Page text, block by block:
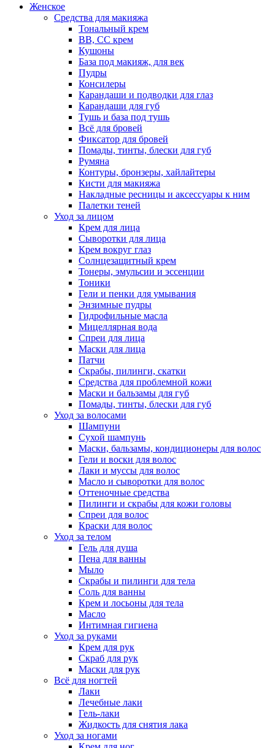
Женское
Средства для макияжа
Тональный крем
BB, CC крем
Кушоны
База под макияж, для век
Пудры
Консилеры
Карандаши и подводки для глаз
Карандаши для губ
Тушь и база под тушь
Всё для бровей
Фиксатор для бровей
Помады, тинты, блески для губ
Румяна
Контуры, бронзеры, хайлайтеры
Кисти для макияжа
Накладные ресницы и аксессуары к ним
Палетки теней
Уход за лицом
Крем для лица
Сыворотки для лица
Крем вокруг глаз
Солнцезащитный крем
Тонеры, эмульсии и эссенции
Тоники
Гели и пенки для умывания
Энзимные пудры
Гидрофильные масла
Мицеллярная вода
Спреи для лица
Маски для лица
Патчи
Скрабы, пилинги, скатки
Средства для проблемной кожи
Маски и бальзамы для губ
Помады, тинты, блески для губ
Уход за волосами
Шампуни
Сухой шампунь
Маски, бальзамы, кондиционеры для волос
Гели и воски для волос
Лаки и муссы для волос
Масло и сыворотки для волос
Оттеночные средства
Пилинги и скрабы для кожи головы
Спреи для волос
Краски для волос
Уход за телом
Гель для душа
Пена для ванны
Мыло
Скрабы и пилинги для тела
Соль для ванны
Крем и лосьоны для тела
Масло
Интимная гигиена
Уход за руками
Крем для рук
Скраб для рук
Маски для рук
Всё для ногтей
Лаки
Лечебные лаки
Гель-лаки
Жидкость для снятия лака
Уход за ногами